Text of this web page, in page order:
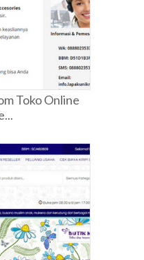
Toko Online